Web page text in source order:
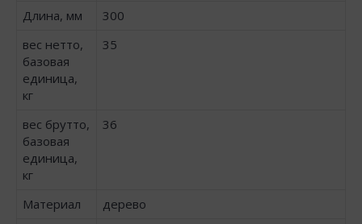
Длина, мм
300
вес нетто,
базовая
единица,
кг
35
вес брутто,
базовая
единица,
кг
36
Материал
дерево